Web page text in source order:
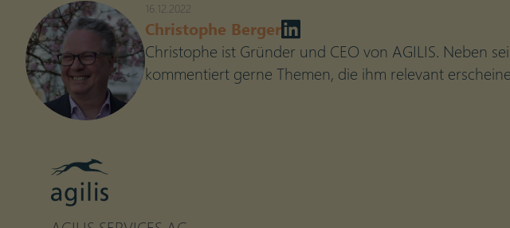
16.12.2022
Christophe Berger
Christophe ist Gründer und CEO von AGILIS. Neben
kommentiert gerne Themen, die ihm relevant